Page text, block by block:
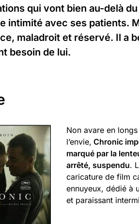
qui vont bien au-delà
intimité avec ses patients.
maladroit et réservé. Il a
besoin de lui.
Non avare en
l’envie, Chronic
marqué par la
arrêté, suspendu.
caricature de film
ennuyeux, dédié à
et paraissant